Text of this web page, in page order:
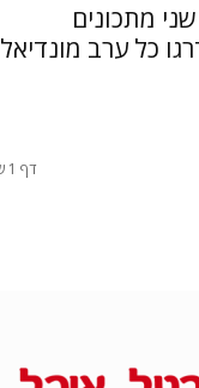
מתכונים
כל ערב מונדיאל
דף 1 של 47